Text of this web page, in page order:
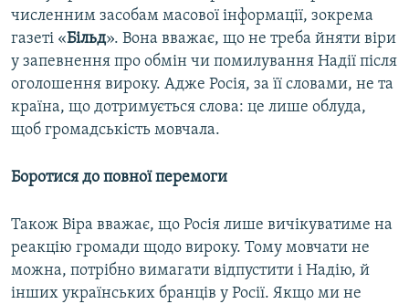
численним засобам масової інформації, зокрема
газеті «Більд». Вона вважає, що не треба йняти віри
у запевнення про обмін чи помилування Надії після
оголошення вироку. Адже Росія, за її словами, не та
країна, що дотримується слова: це лише облуда,
щоб громадськість мовчала.
Боротися до повної перемоги
Також Віра вважає, що Росія лише вичікуватиме на
реакцію громади щодо вироку. Тому мовчати не
можна, потрібно вимагати відпустити і Надію, й
інших українських бранців у Росії. Якщо ми не